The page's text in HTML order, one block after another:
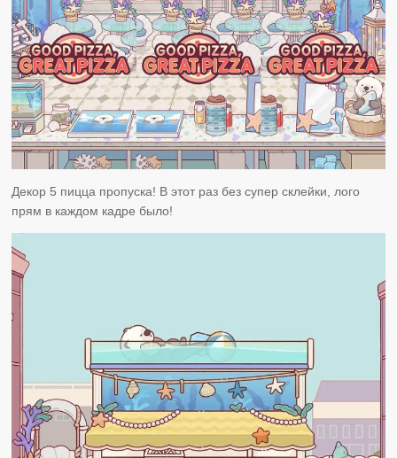
Декор 5 пицца пропуска! В этот раз без супер склейки, лого
прям в каждом кадре было!